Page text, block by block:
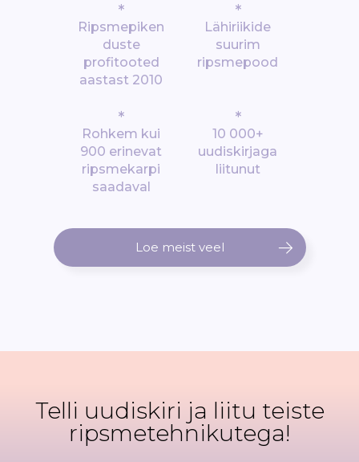
*
Ripsmepiken
duste
profitooted
aastast 2010
*
Lähiriikide
suurim
ripsmepood
*
Rohkem kui
900 erinevat
ripsmekarpi
saadaval
*
10 000+
uudiskirjaga
liitunut
Loe meist veel
Telli uudiskiri ja liitu teiste
ripsmetehnikutega!